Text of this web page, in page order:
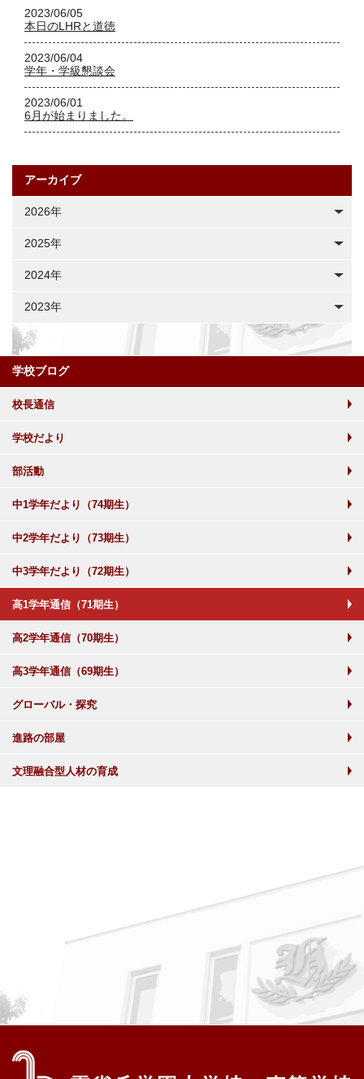
2023/06/05
本日のLHRと道徳
2023/06/04
学年・学級懇談会
2023/06/01
6月が始まりました。
アーカイブ
2026年
2025年
2024年
2023年
学校ブログ
校長通信
学校だより
部活動
中1学年だより（74期生）
中2学年だより（73期生）
中3学年だより（72期生）
高1学年通信（71期生）
高2学年通信（70期生）
高3学年通信（69期生）
グローバル・探究
進路の部屋
文理融合型人材の育成